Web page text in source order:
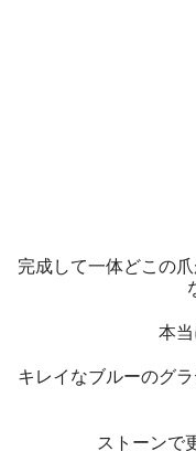
完成して一体どこの
本
キレイなブルーのグ
ストーンで